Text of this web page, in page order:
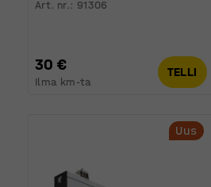
Art. nr.: 91306
30 €
Ilma km-ta
TELLI
Uus